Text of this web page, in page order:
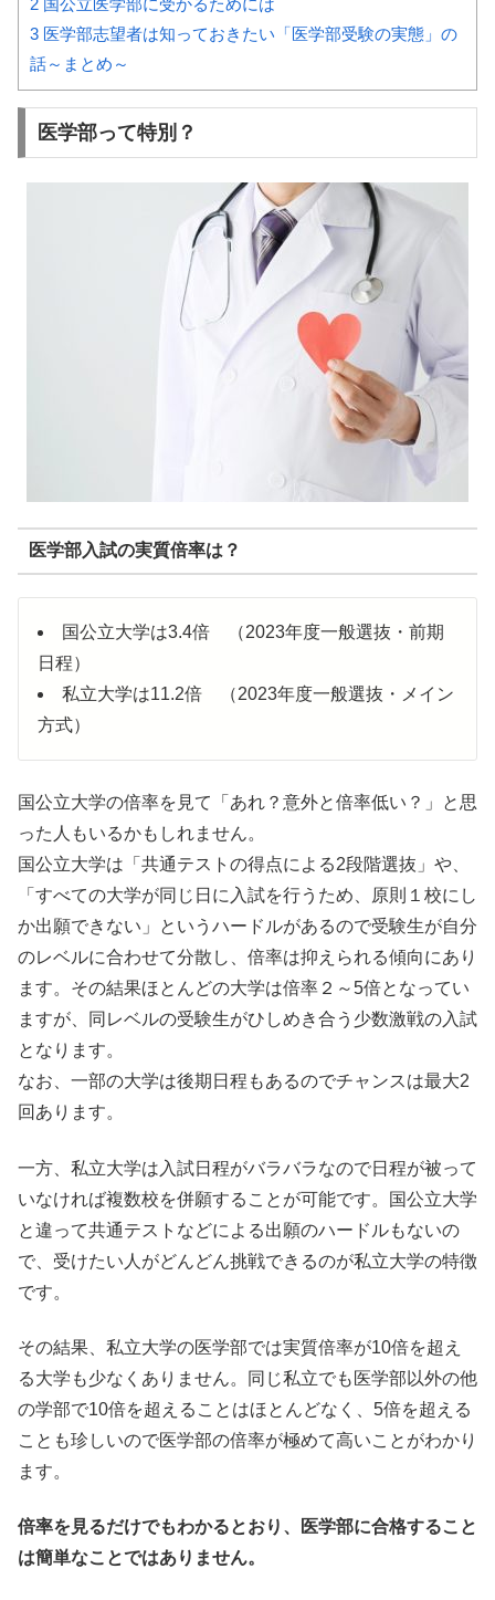
2 国公立医学部に受かるためには
3 医学部志望者は知っておきたい「医学部受験の実態」の
話～まとめ～
医学部って特別？
医学部入試の実質倍率は？
国公立大学は3.4倍 （2023年度一般選抜・前期
日程）
私立大学は11.2倍 （2023年度一般選抜・メイン
方式）
国公立大学の倍率を見て 「あれ？意外と倍率低い？」
と思
った人もいるかもしれません。
国公立大学は「共通テストの得点による2段階選抜」や、
「すべての大学が同じ日に入試を行うため、原則１校にし
か出願できない」というハードルがあるので受験生が自分
のレベルに合わせて分散し、倍率は抑えられる傾向にあり
ます。その結果ほとんどの大学は倍率２～5倍となってい
ますが、同レベルの受験生がひしめき合う少数激戦の入試
となります。
なお、一部の大学は後期日程もあるのでチャンスは最大2
回あります。
一方、私立大学は入試日程がバラバラなので日程が被って
いなければ複数校を併願することが可能です。国公立大学
と違って共通テストなどによる出願のハードルもないの
で、受けたい人がどんどん挑戦できるのが私立大学の特徴
です。
その結果、私立大学の医学部では実質倍率が10倍を超え
る大学も少なくありません。同じ私立でも医学部以外の他
の学部で10倍を超えることはほとんどなく、5倍を超える
ことも珍しいので医学部の倍率が極めて高いことがわかり
ます。
倍率を見るだけでもわかるとおり、医学部に合格すること
は簡単なことではありません。